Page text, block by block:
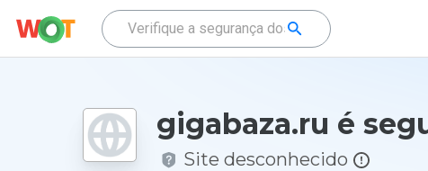
gigabaza.ru é
Site desconhecido